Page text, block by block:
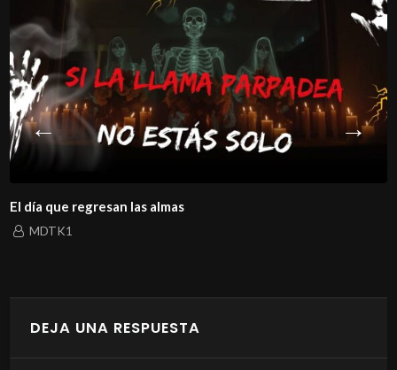
El día que regresan las almas
MDTK1
DEJA UNA RESPUESTA